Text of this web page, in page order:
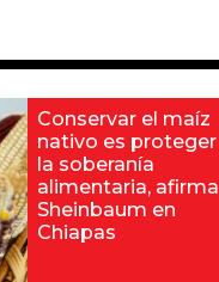
Conservar el maíz
nativo es proteger
la soberanía
alimentaria, afirma
Sheinbaum en
Chiapas